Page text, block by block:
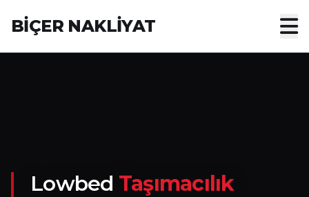
BİÇER NAKLİYAT
Nakliye Yük İlanları
Lowbed Taşımacılık